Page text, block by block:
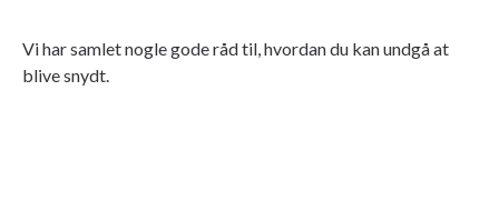
Vi har samlet nogle gode råd til, hvordan du kan undgå at
blive snydt.